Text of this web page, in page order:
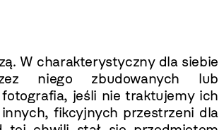
W charakterystyczny dla siebie
niego zbudowanych lub
jeśli nie traktujemy ich
fikcyjnych przestrzeni dla